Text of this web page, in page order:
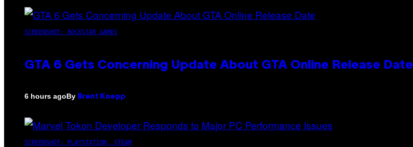
SCREENSHOT: ROCKSTAR GAMES
GTA 6 Gets Concerning Update About GTA Online Release Date
6 hours agoBy Brent Koepp
SCREENSHOT: PLAYSTATION, STEAM